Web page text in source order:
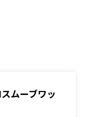
ムーブワッ